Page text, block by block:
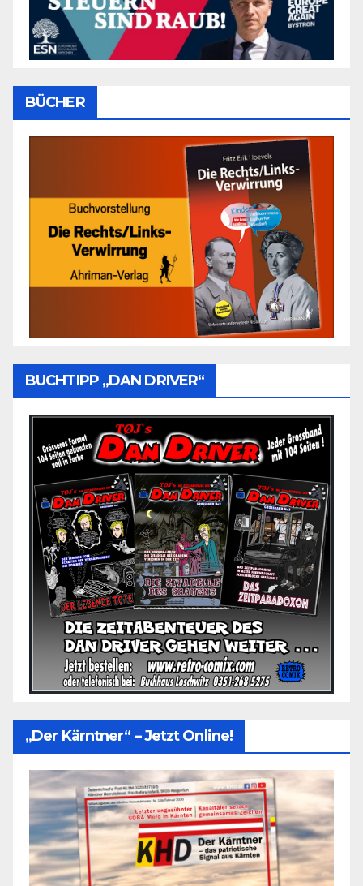
BÜCHER
BUCHTIPP „DAN DRIVER“
„Der Kärntner“ – Jetzt Online!